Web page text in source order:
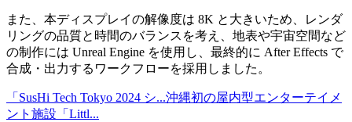
また、本ディスプレイの解像度は 8K と大きいため、レンダ
リングの品質と時間のバランスを考え、地表や宇宙空間など
の制作には Unreal Engine を使用し、最終的に After Effects で
合成・出力するワークフローを採用しました。
「SusHi Tech Tokyo 2024 シ...沖縄初の屋内型エンターテイメ
ント施設「Littl...